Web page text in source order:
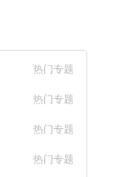
热门专题
热门专题
热门专题
热门专题